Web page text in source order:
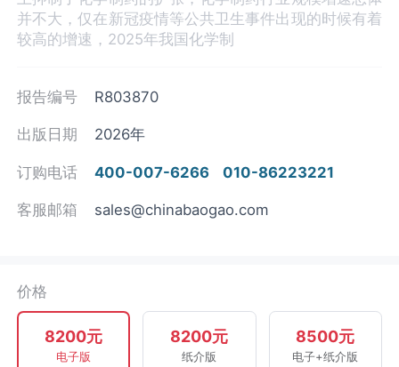
并不大，仅在新冠疫情等公共卫生事件出现的时候有着
较高的增速，2025年我国化学制
报告编号 R803870
出版日期 2026年
订购电话 400-007-6266 010-86223221
客服邮箱 sales@chinabaogao.com
价格
8200元
电子版
8200元
纸介版
8500元
电子+纸介版